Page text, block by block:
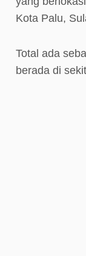
Kota Palu,
Total ada
berada di